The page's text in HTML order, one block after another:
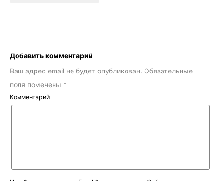
Добавить комментарий
Ваш адрес email не будет опубликован. Обязательные
поля помечены *
Комментарий